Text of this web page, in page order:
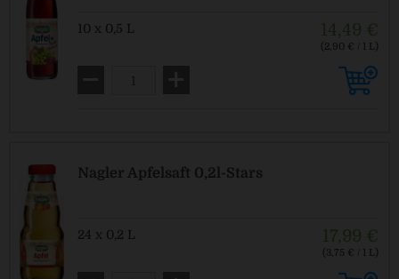
10 x 0,5 L 14,49 €
(2,90 € / 1 L)
Nagler Apfelsaft 0,2l-Stars
24 x 0,2 L 17,99 €
(3,75 € / 1 L)